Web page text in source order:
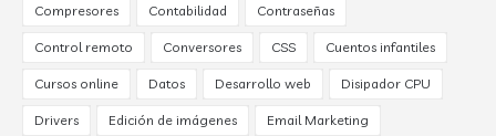
Compresores Contabilidad Contraseñas
Control remoto Conversores CSS Cuentos infantiles
Cursos online Datos Desarrollo web Disipador CPU
Drivers Edición de imágenes Email Marketing